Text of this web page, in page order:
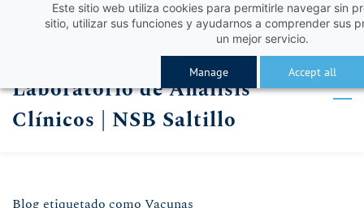
Este sitio web utiliza cookies para permitirle navegar sin
sitio, utilizar sus funciones y ayudarnos a comprender sus
un mejor servicio.
Manage Accept all
content
Iniciar sesión
Registro
Laboratorio de Análisis
Clínicos | NSB Saltillo
Blog etiquetado como Vacunas
¡Obtén un 10% de descuento con el código